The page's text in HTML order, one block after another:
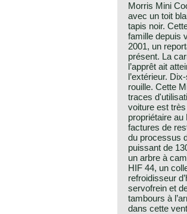
Morris Mini
avec un toit
tapis noir.
famille depuis
2001, un
présent. La
l’apprêt ait
l’extérieur.
rouille. Cette
traces
voiture est
propriétaire
factures de
du processus
puissant de
un arbre à
HIF 44, un
refroidisseur
servofrein et
tambours à
dans cette